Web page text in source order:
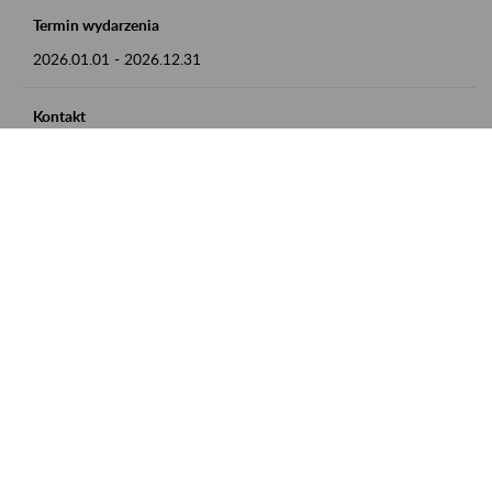
Termin wydarzenia
2026.01.01 - 2026.12.31
Kontakt